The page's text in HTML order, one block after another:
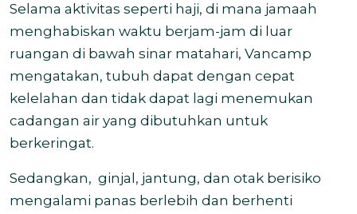
Selama aktivitas seperti haji, di mana jamaah
menghabiskan waktu berjam-jam di luar
ruangan di bawah sinar matahari, Vancamp
mengatakan, tubuh dapat dengan cepat
kelelahan dan tidak dapat lagi menemukan
cadangan air yang dibutuhkan untuk
berkeringat.
Sedangkan, ginjal, jantung, dan otak berisiko
mengalami panas berlebih dan berhenti